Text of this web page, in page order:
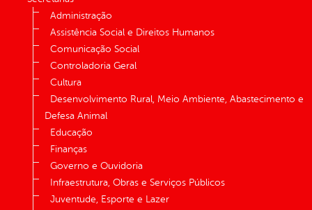
Administração
Assistência Social e Direitos Humanos
Comunicação Social
Controladoria Geral
Cultura
Desenvolvimento Rural, Meio Ambiente, Abastecimento e
Defesa Animal
Educação
Finanças
Governo e Ouvidoria
Infraestrutura, Obras e Serviços Públicos
Juventude, Esporte e Lazer